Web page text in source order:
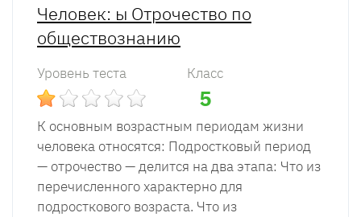
Человек: ы Отрочество по
обществознанию
Уровень теста Класс
5
К основным возрастным периодам жизни
человека относятся: Подростковый период
— отрочество — делится на два этапа: Что из
перечисленного характерно для
подросткового возраста. Что из